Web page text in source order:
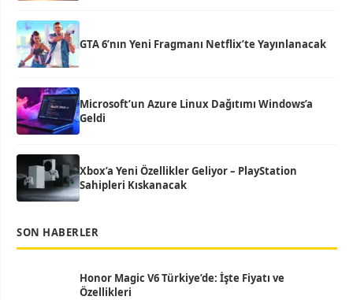
GTA 6’nın Yeni Fragmanı Netflix’te Yayınlanacak
Microsoft’un Azure Linux Dağıtımı Windows’a
Geldi
Xbox’a Yeni Özellikler Geliyor – PlayStation
Sahipleri Kıskanacak
SON HABERLER
Honor Magic V6 Türkiye’de: İşte Fiyatı ve
Özellikleri